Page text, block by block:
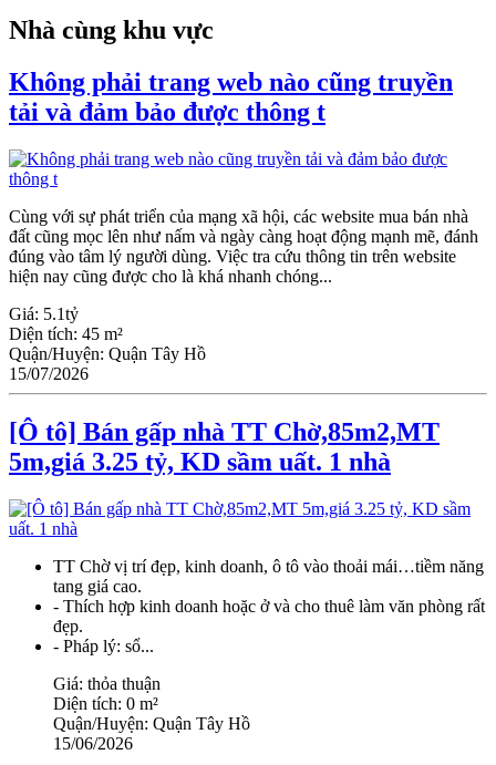
Nhà cùng khu vực
Không phải trang web nào cũng truyền
tải và đảm bảo được thông t
Cùng với sự phát triển của mạng xã hội, các website mua bán nhà
đất cũng mọc lên như nấm và ngày càng hoạt động mạnh mẽ, đánh
đúng vào tâm lý người dùng. Việc tra cứu thông tin trên website
hiện nay cũng được cho là khá nhanh chóng...
Giá: 5.1tỷ
Diện tích: 45 m²
Quận/Huyện: Quận Tây Hồ
15/07/2026
[Ô tô] Bán gấp nhà TT Chờ,85m2,MT
5m,giá 3.25 tỷ, KD sầm uất. 1 nhà
TT Chờ vị trí đẹp, kinh doanh, ô tô vào thoải mái…tiềm năng
tang giá cao.
- Thích hợp kinh doanh hoặc ở và cho thuê làm văn phòng rất
đẹp.
- Pháp lý: sổ...
Giá: thỏa thuận
Diện tích: 0 m²
Quận/Huyện: Quận Tây Hồ
15/06/2026